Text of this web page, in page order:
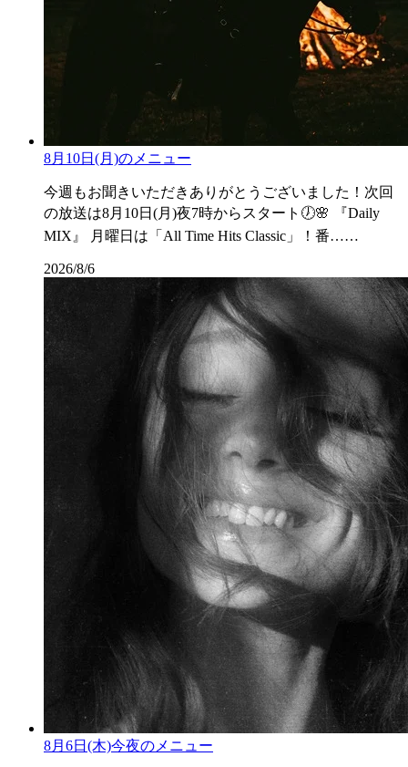
8月10日(月)のメニュー
今週もお聞きいただきありがとうございました！次回
の放送は8月10日(月)夜7時からスタート🕖🌸 『Daily
MIX』 月曜日は「All Time Hits Classic」！番……
2026/8/6
8月6日(木)今夜のメニュー